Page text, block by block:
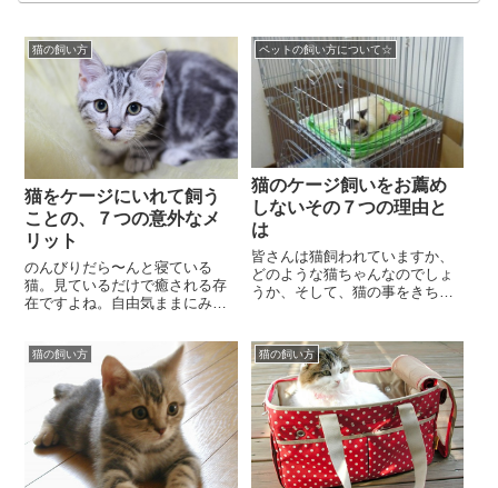
猫の飼い方
猫をケージにいれて飼う
ことの、７つの意外なメ
リット
のんびりだら〜んと寝ている
猫。見ているだけで癒される存
在ですよね。自由気ままにみえ
テリトリー以外の場所では落ち
着かない性質を持ってい...
ペットの飼い方について☆
猫のケージ飼いをお薦め
しないその７つの理由と
は
皆さんは猫飼われていますか、
どのような猫ちゃんなのでしょ
うか、そして、猫の事をきちん
ら、行動を制限される...
猫の飼い方 猫の飼い方